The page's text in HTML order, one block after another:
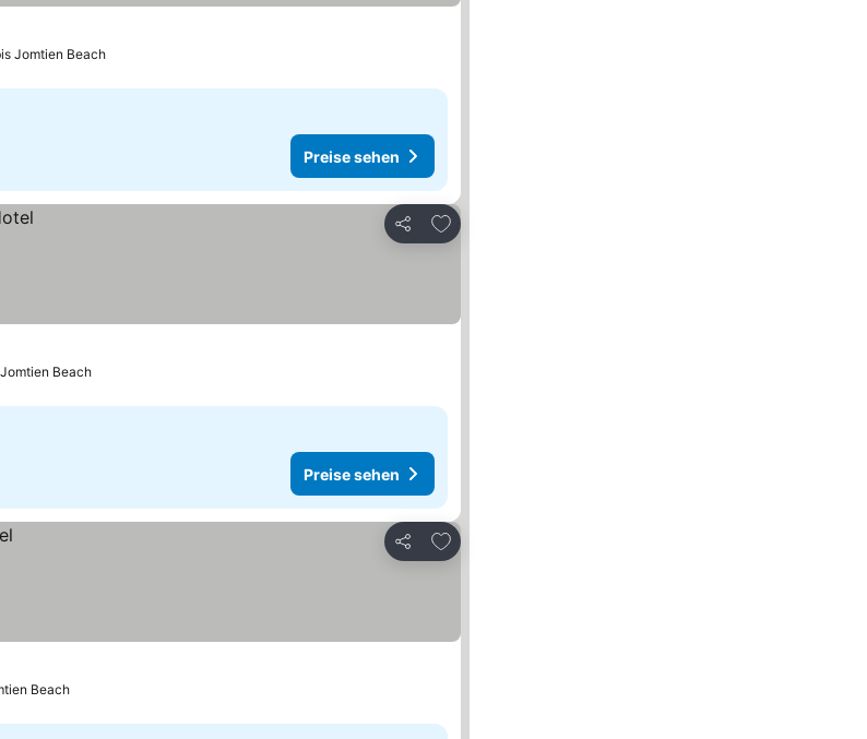
Jomtien Beach
Preise sehen
Teilen
Zu Favoriten hinzufügen
Beach
Preise sehen
Teilen
Zu Favoriten hinzufügen
Beach